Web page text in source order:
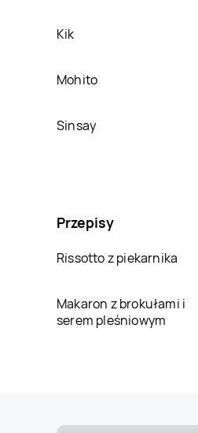
Kik
Mohito
Sinsay
Przepisy
Rissotto z piekarnika
Makaron z brokułami i
serem pleśniowym